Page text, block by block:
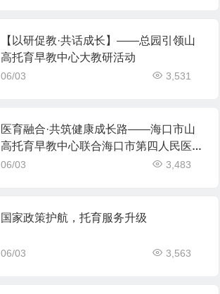
【以研促教·共话成长】——总园引领山
高托育早教中心大教研活动
06/03 3,531
医育融合·共筑健康成长路——海口市山
高托育早教中心联合海口市第四人民医院
开展医育融合健康讲座
06/03 3,483
国家政策护航，托育服务升级
06/03 3,563